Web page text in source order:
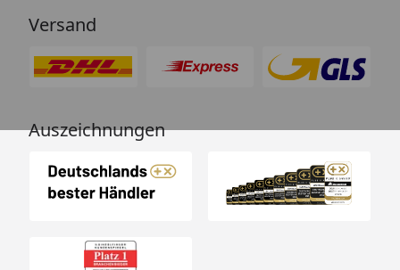
Versand
Auszeichnungen